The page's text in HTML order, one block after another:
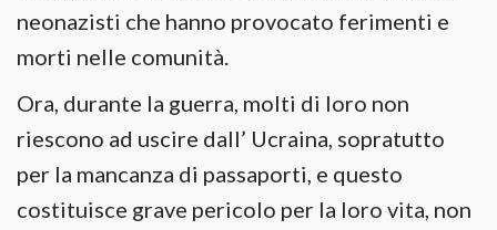
neonazisti che hanno provocato ferimenti e
morti nelle comunità.
Ora, durante la guerra, molti di loro non
riescono ad uscire dall’ Ucraina, sopratutto
per la mancanza di passaporti, e questo
costituisce grave pericolo per la loro vita, non